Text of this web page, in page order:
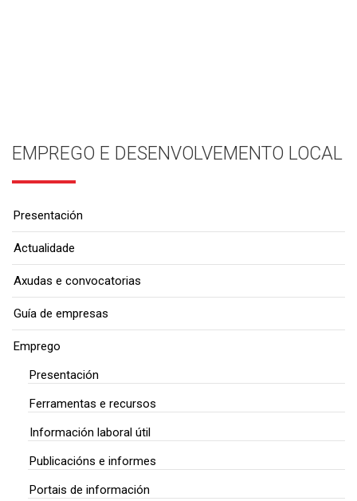
EMPREGO E DESENVOLVEMENTO LOCAL
Presentación
Actualidade
Axudas e convocatorias
Guía de empresas
Emprego
Presentación
Ferramentas e recursos
Información laboral útil
Publicacións e informes
Portais de información